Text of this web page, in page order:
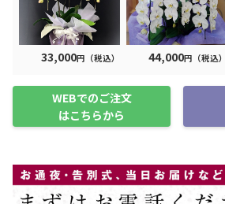
33,000円（税込） 44,000円（税込）
WEBでのご注文
はこちらから